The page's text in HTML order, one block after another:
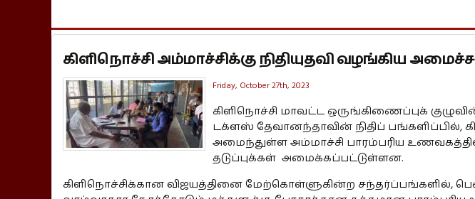
கிளிநொச்சி அம்மாச்சிக்கு நிதியுதவி வழங்கிய
Friday, October 27th, 2023
கிளிநொச்சி மாவட்ட ஒருங்கிணைப்புக்
டக்ளஸ் தேவானந்தாவின் நிதிப் பங்களிப்பில்,
அமைந்துள்ள அம்மாச்சி பாரம்பரிய
தடுப்புக்கள் அமைக்கப்பட்டுள்ளன.
கிளிநொச்சிக்கான விஜயத்தினை மேற்கொள்ளுகின்ற சந்தர்ப்பங்களில்,